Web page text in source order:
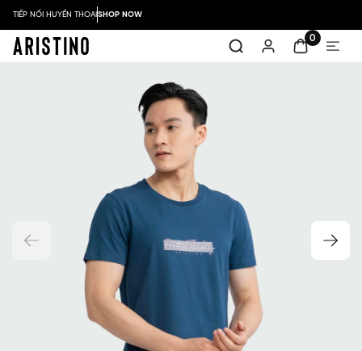
TIẾP NỐI HUYỀN THOẠISHOP NOW
0